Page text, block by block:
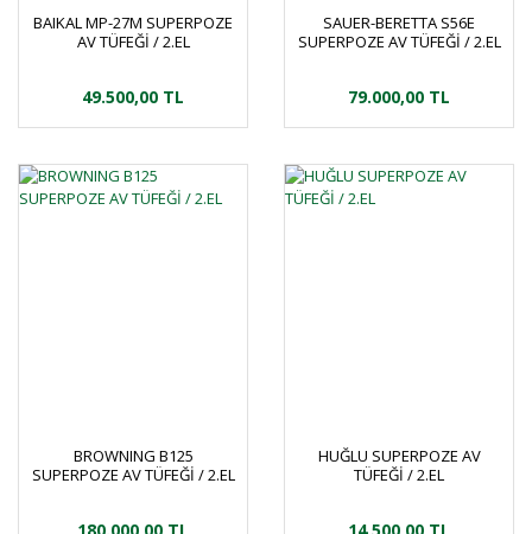
BAIKAL MP-27M SUPERPOZE
AV TÜFEĞİ / 2.EL
49.500,00 TL
SAUER-BERETTA S56E
SUPERPOZE AV TÜFEĞİ / 2.EL
79.000,00 TL
BROWNING B125
SUPERPOZE AV TÜFEĞİ / 2.EL
HUĞLU SUPERPOZE AV
TÜFEĞİ / 2.EL